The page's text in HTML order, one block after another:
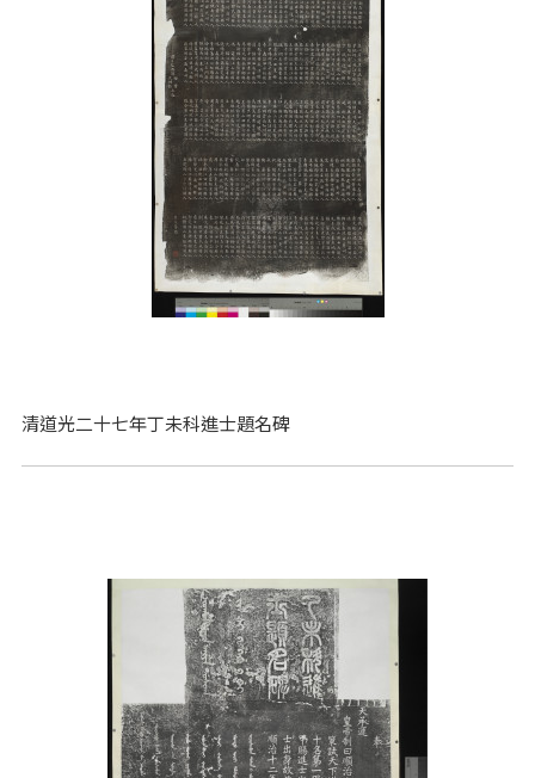
清道光二十七年丁未科進士題名碑